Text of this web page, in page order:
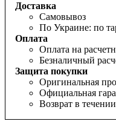
Доставка
Самовывоз
По Украине: по
Оплата
Оплата на
Безналичный
Защита покупки
Оригинальная
Официальная
Возврат в